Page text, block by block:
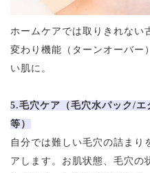
ホームケアでは取りきれない
変わり機能（ターンオーバー
い肌に。
5.毛穴ケア（毛穴水パック/
等）
自分では難しい毛穴の詰まり
アします。お肌状態、毛穴の